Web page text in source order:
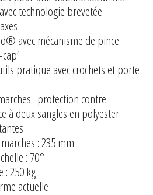
technologie brevetée
avec mécanisme de pince
pratique avec crochets et porte-
: protection contre
à deux sangles en polyester
: 235 mm
: 70°
: 250 kg
actuelle